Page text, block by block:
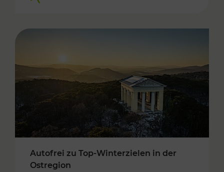
Autofrei zu Top-Winterzielen in der
Ostregion